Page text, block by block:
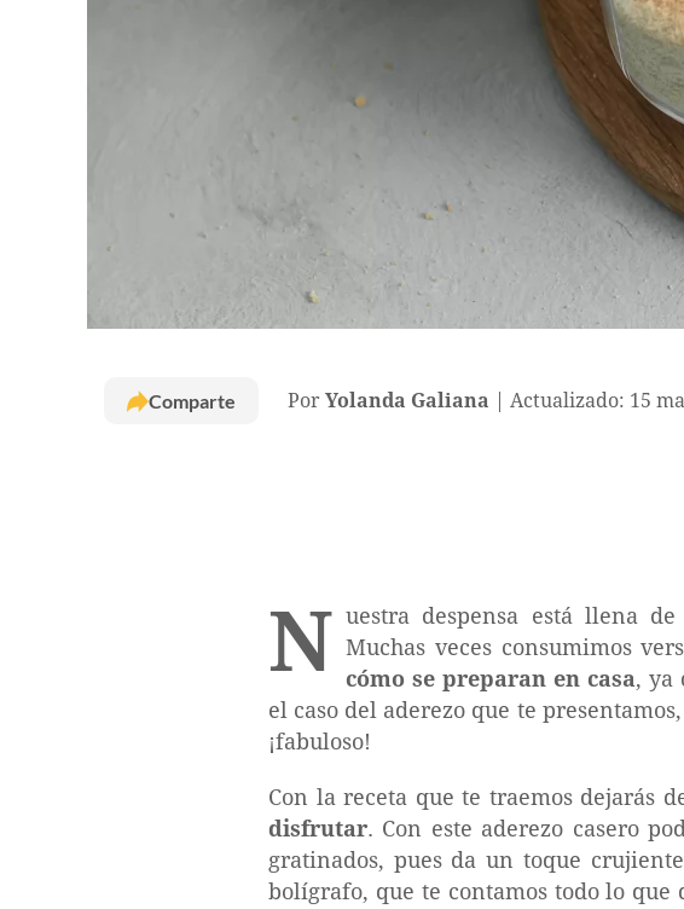
Comparte Por Yolanda Galiana Actualizado: 15
N uestra despensa está llena
Muchas veces consumimos
cómo se preparan en casa, ya
el caso del aderezo que te
¡fabuloso!
Con la receta que te traemos dejarás
disfrutar. Con este aderezo casero
gratinados, pues da un toque
bolígrafo, que te contamos todo lo que